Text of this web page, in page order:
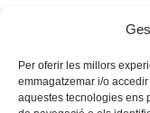
Per oferir les millors
emmagatzemar i/o
aquestes tecnologies ens